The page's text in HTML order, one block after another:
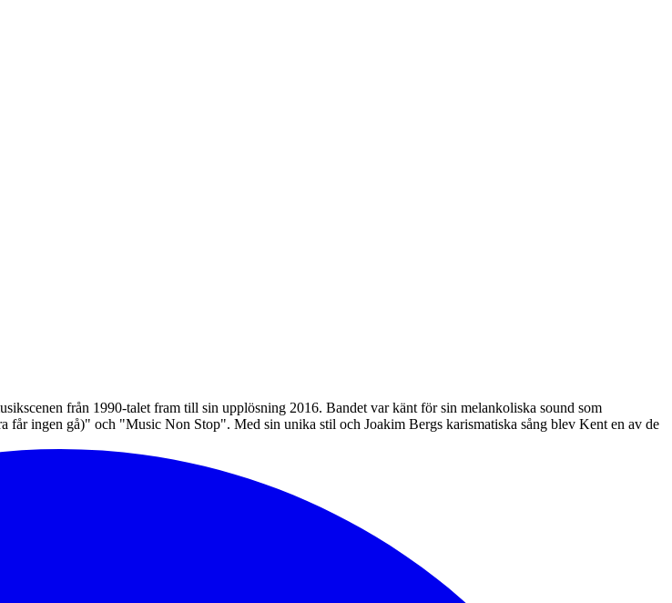
från 1990-talet fram till sin upplösning 2016. Bandet var känt för sin melankoliska sound som
får ingen gå)" och "Music Non Stop". Med sin unika stil och Joakim Bergs karismatiska sång blev Kent en av de